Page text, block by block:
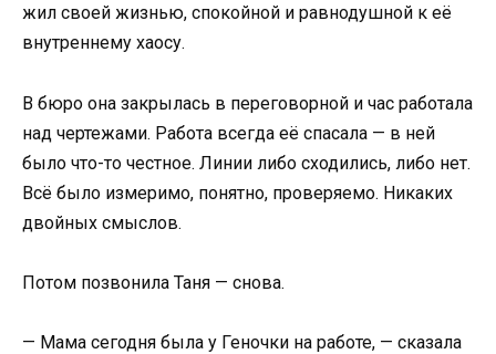
жил своей жизнью, спокойной и равнодушной к её
внутреннему хаосу.
В бюро она закрылась в переговорной и час работала
над чертежами. Работа всегда её спасала — в ней
было что-то честное. Линии либо сходились, либо нет.
Всё было измеримо, понятно, проверяемо. Никаких
двойных смыслов.
Потом позвонила Таня — снова.
— Мама сегодня была у Геночки на работе, — сказала